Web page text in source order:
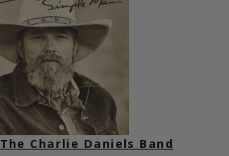
The Charlie Daniels Band